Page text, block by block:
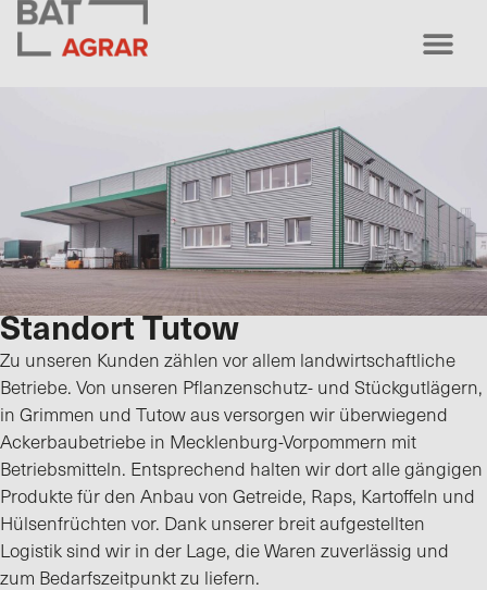
Standort Tutow
Zu unseren Kunden zählen vor allem landwirtschaftliche
Betriebe. Von unseren Pflanzenschutz- und Stückgutlägern,
in Grimmen und Tutow aus versorgen wir überwiegend
Ackerbaubetriebe in Mecklenburg-Vorpommern mit
Betriebsmitteln. Entsprechend halten wir dort alle gängigen
Produkte für den Anbau von Getreide, Raps, Kartoffeln und
Hülsenfrüchten vor. Dank unserer breit aufgestellten
Logistik sind wir in der Lage, die Waren zuverlässig und
zum Bedarfszeitpunkt zu liefern.